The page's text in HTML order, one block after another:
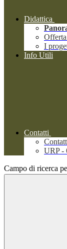
Didattica
I
Info Utili
Contatti
URP -
Campo di ricerca